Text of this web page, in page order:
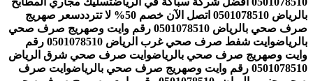
بالرياض 0501078510 اتصل الآن خصم 50% لا تتردد
سعر صهريج
صرف صحي بالرياض 0501078510 رقم وايت وصهريج صرف صحي
بالرياض
وايت شفط صرف صحي غرب الرياض 0501078510 رقم
وايت وصهريج صرف صحي بالرياضوايت صرف صحي شرق الرياض
0501078510 رقم وايت وصهريج صرف صحي بالرياض
وايت صرف